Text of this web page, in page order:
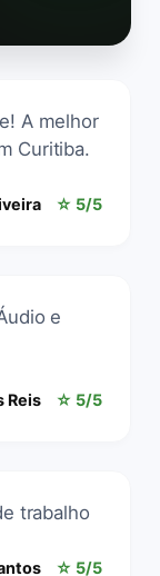
A melhor
Curitiba.
☆ 5/5
e
Reis ☆ 5/5
trabalho
☆ 5/5